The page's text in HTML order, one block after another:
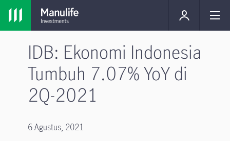
IDB: Ekonomi Indonesia
Tumbuh 7.07% YoY di
2Q-2021
6 Agustus, 2021